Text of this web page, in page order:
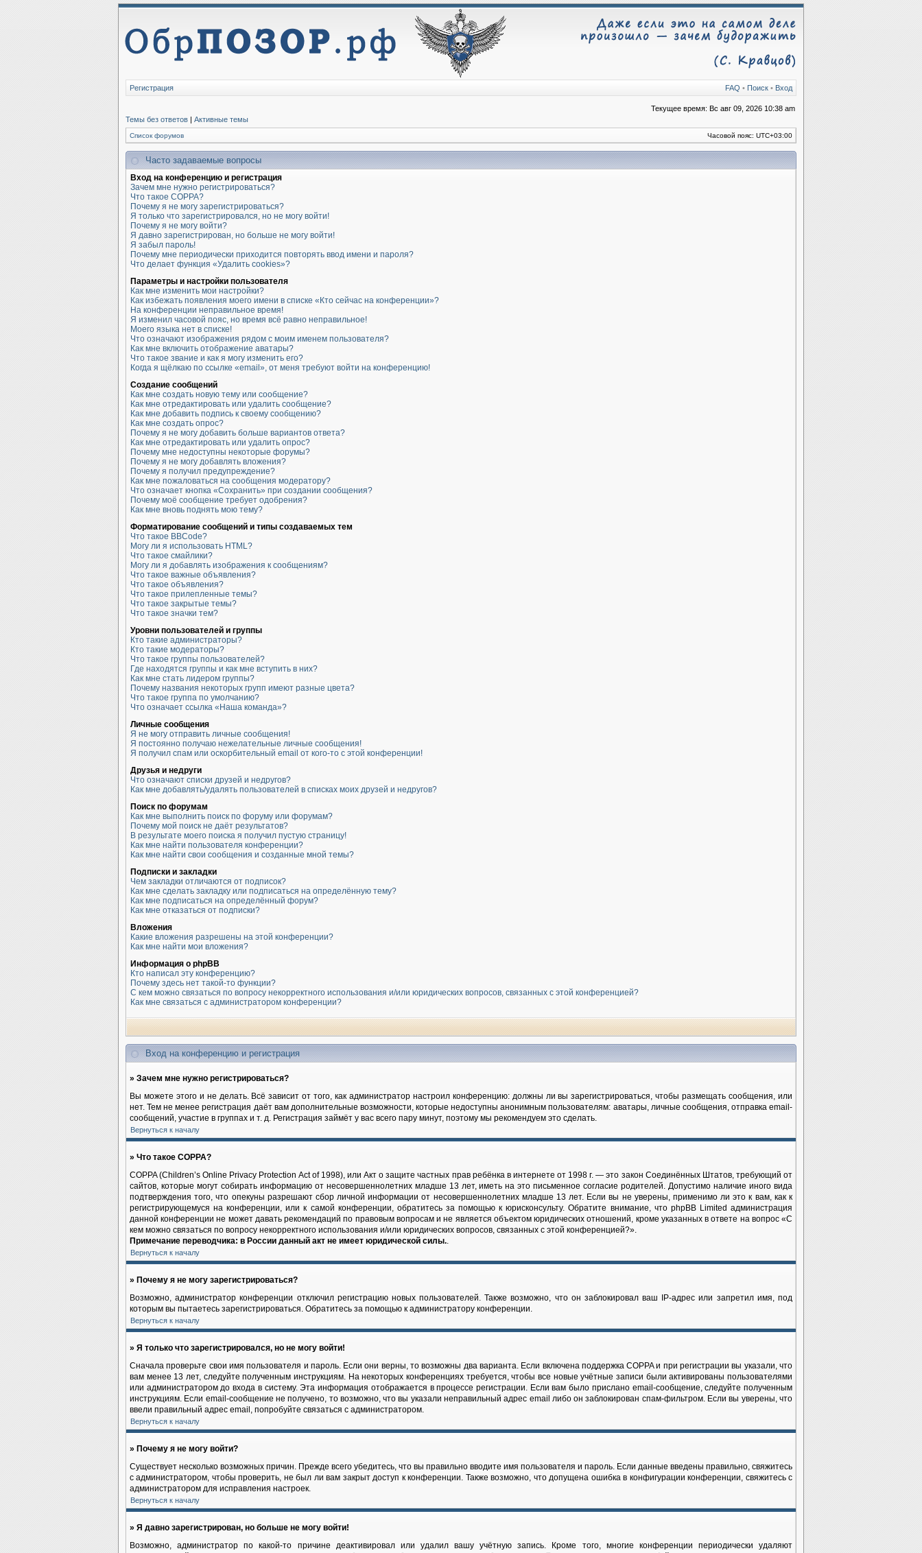
FAQ • Поиск • Вход
Регистрация
Текущее время: Вс авг 09, 2026 10:38 am
Темы без ответов | Активные темы
Список форумов Часовой пояс: UTC+03:00
Часто задаваемые вопросы
Вход на конференцию и регистрация
Зачем мне нужно регистрироваться?
Что такое COPPA?
Почему я не могу зарегистрироваться?
Я только что зарегистрировался, но не могу войти!
Почему я не могу войти?
Я давно зарегистрирован, но больше не могу войти!
Я забыл пароль!
Почему мне периодически приходится повторять ввод имени и пароля?
Что делает функция «Удалить cookies»?
Параметры и настройки пользователя
Как мне изменить мои настройки?
Как избежать появления моего имени в списке «Кто сейчас на конференции»?
На конференции неправильное время!
Я изменил часовой пояс, но время всё равно неправильное!
Моего языка нет в списке!
Что означают изображения рядом с моим именем пользователя?
Как мне включить отображение аватары?
Что такое звание и как я могу изменить его?
Когда я щёлкаю по ссылке «email», от меня требуют войти на конференцию!
Создание сообщений
Как мне создать новую тему или сообщение?
Как мне отредактировать или удалить сообщение?
Как мне добавить подпись к своему сообщению?
Как мне создать опрос?
Почему я не могу добавить больше вариантов ответа?
Как мне отредактировать или удалить опрос?
Почему мне недоступны некоторые форумы?
Почему я не могу добавлять вложения?
Почему я получил предупреждение?
Как мне пожаловаться на сообщения модератору?
Что означает кнопка «Сохранить» при создании сообщения?
Почему моё сообщение требует одобрения?
Как мне вновь поднять мою тему?
Форматирование сообщений и типы создаваемых тем
Что такое BBCode?
Могу ли я использовать HTML?
Что такое смайлики?
Могу ли я добавлять изображения к сообщениям?
Что такое важные объявления?
Что такое объявления?
Что такое прилепленные темы?
Что такое закрытые темы?
Что такое значки тем?
Уровни пользователей и группы
Кто такие администраторы?
Кто такие модераторы?
Что такое группы пользователей?
Где находятся группы и как мне вступить в них?
Как мне стать лидером группы?
Почему названия некоторых групп имеют разные цвета?
Что такое группа по умолчанию?
Что означает ссылка «Наша команда»?
Личные сообщения
Я не могу отправить личные сообщения!
Я постоянно получаю нежелательные личные сообщения!
Я получил спам или оскорбительный email от кого-то с этой конференции!
Друзья и недруги
Что означают списки друзей и недругов?
Как мне добавлять/удалять пользователей в списках моих друзей и недругов?
Поиск по форумам
Как мне выполнить поиск по форуму или форумам?
Почему мой поиск не даёт результатов?
В результате моего поиска я получил пустую страницу!
Как мне найти пользователя конференции?
Как мне найти свои сообщения и созданные мной темы?
Подписки и закладки
Чем закладки отличаются от подписок?
Как мне сделать закладку или подписаться на определённую тему?
Как мне подписаться на определённый форум?
Как мне отказаться от подписки?
Вложения
Какие вложения разрешены на этой конференции?
Как мне найти мои вложения?
Информация о phpBB
Кто написал эту конференцию?
Почему здесь нет такой-то функции?
С кем можно связаться по вопросу некорректного использования и/или юридических вопросов, связанных с этой конференцией?
Как мне связаться с администратором конференции?
Вход на конференцию и регистрация
» Зачем мне нужно регистрироваться?
Вы можете этого и не делать. Всё зависит от того, как администратор настроил конференцию: должны ли вы зарегистрироваться, чтобы размещать сообщения, или
нет. Тем не менее регистрация даёт вам дополнительные возможности, которые недоступны анонимным пользователям: аватары, личные сообщения, отправка email-
сообщений, участие в группах и т. д. Регистрация займёт у вас всего пару минут, поэтому мы рекомендуем это сделать.
Вернуться к началу
» Что такое COPPA?
COPPA (Children’s Online Privacy Protection Act of 1998), или Акт о защите частных прав ребёнка в интернете от 1998 г. — это закон Соединённых Штатов, требующий от
сайтов, которые могут собирать информацию от несовершеннолетних младше 13 лет, иметь на это письменное согласие родителей. Допустимо наличие иного вида
подтверждения того, что опекуны разрешают сбор личной информации от несовершеннолетних младше 13 лет. Если вы не уверены, применимо ли это к вам, как к
регистрирующемуся на конференции, или к самой конференции, обратитесь за помощью к юрисконсульту. Обратите внимание, что phpBB Limited администрация
данной конференции не может давать рекомендаций по правовым вопросам и не является объектом юридических отношений, кроме указанных в ответе на вопрос «С
кем можно связаться по вопросу некорректного использования и/или юридических вопросов, связанных с этой конференцией?».
Примечание переводчика: в России данный акт не имеет юридической силы..
Вернуться к началу
» Почему я не могу зарегистрироваться?
Возможно, администратор конференции отключил регистрацию новых пользователей. Также возможно, что он заблокировал ваш IP-адрес или запретил имя, под
которым вы пытаетесь зарегистрироваться. Обратитесь за помощью к администратору конференции.
Вернуться к началу
» Я только что зарегистрировался, но не могу войти!
Сначала проверьте свои имя пользователя и пароль. Если они верны, то возможны два варианта. Если включена поддержка COPPA и при регистрации вы указали, что
вам менее 13 лет, следуйте полученным инструкциям. На некоторых конференциях требуется, чтобы все новые учётные записи были активированы пользователями
или администратором до входа в систему. Эта информация отображается в процессе регистрации. Если вам было прислано email-сообщение, следуйте полученным
инструкциям. Если email-сообщение не получено, то возможно, что вы указали неправильный адрес email либо он заблокирован спам-фильтром. Если вы уверены, что
ввели правильный адрес email, попробуйте связаться с администратором.
Вернуться к началу
» Почему я не могу войти?
Существует несколько возможных причин. Прежде всего убедитесь, что вы правильно вводите имя пользователя и пароль. Если данные введены правильно, свяжитесь
с администратором, чтобы проверить, не был ли вам закрыт доступ к конференции. Также возможно, что допущена ошибка в конфигурации конференции, свяжитесь с
администратором для исправления настроек.
Вернуться к началу
» Я давно зарегистрирован, но больше не могу войти!
Возможно, администратор по какой-то причине деактивировал или удалил вашу учётную запись. Кроме того, многие конференции периодически удаляют